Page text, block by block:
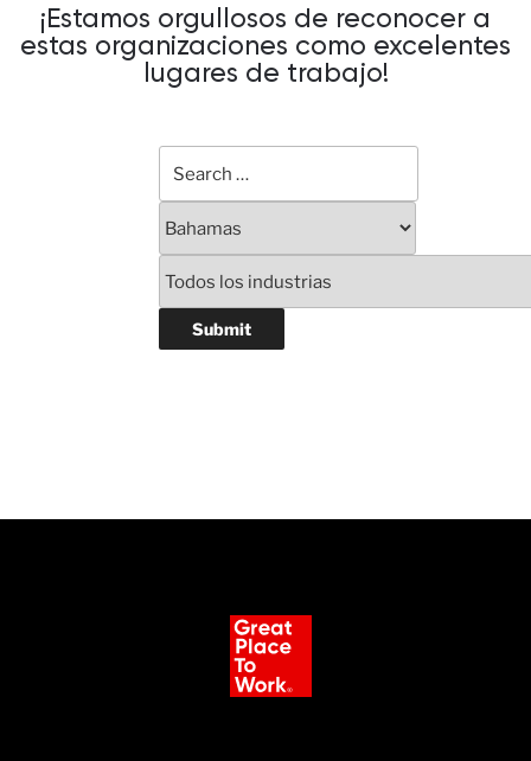
¡Estamos orgullosos de reconocer a
estas organizaciones como excelentes
lugares de trabajo!